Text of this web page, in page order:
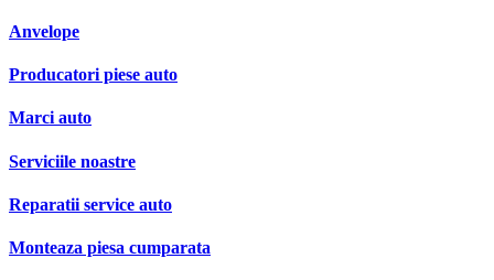
Anvelope
Producatori piese auto
Marci auto
Serviciile noastre
Reparatii service auto
Monteaza piesa cumparata